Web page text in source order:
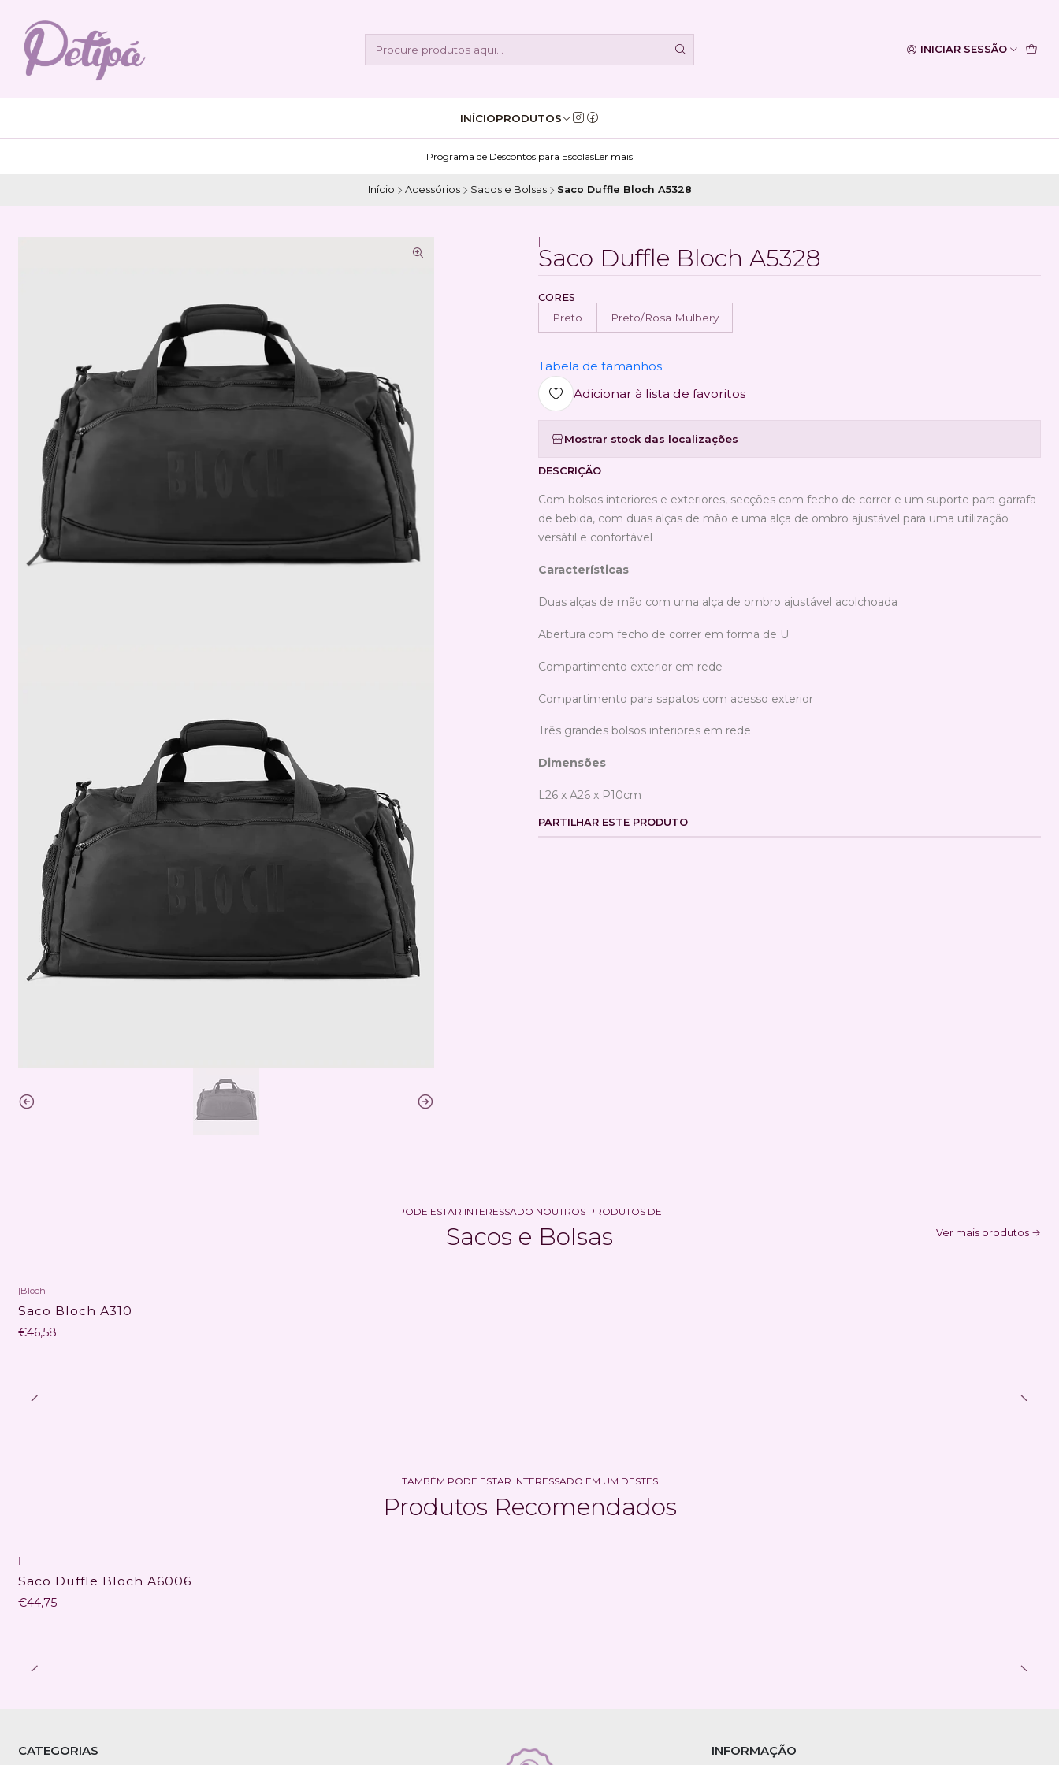
INICIAR SESSÃO
INÍCIOPRODUTOS
Programa de Descontos para EscolasLer mais
Início Acessórios Sacos e Bolsas Saco Duffle Bloch A5328
Saco Duffle Bloch A5328
CORES
Preto Preto/Rosa Mulbery
Tabela de tamanhos
Adicionar à lista de favoritos
Mostrar stock das localizações
DESCRIÇÃO
Com bolsos interiores e exteriores, secções com fecho de correr e um suporte para garrafa
de bebida, com duas alças de mão e uma alça de ombro ajustável para uma utilização
versátil e confortável
Características
Duas alças de mão com uma alça de ombro ajustável acolchoada
Abertura com fecho de correr em forma de U
Compartimento exterior em rede
Compartimento para sapatos com acesso exterior
Três grandes bolsos interiores em rede
Dimensões
L26 x A26 x P10cm
PARTILHAR ESTE PRODUTO
PODE ESTAR INTERESSADO NOUTROS PRODUTOS DE
Sacos e Bolsas Ver mais produtos
|Bloch
Saco Bloch A310
€46,58
TAMBÉM PODE ESTAR INTERESSADO EM UM DESTES
Produtos Recomendados
|
Saco Duffle Bloch A6006
€44,75
CATEGORIAS INFORMAÇÃO